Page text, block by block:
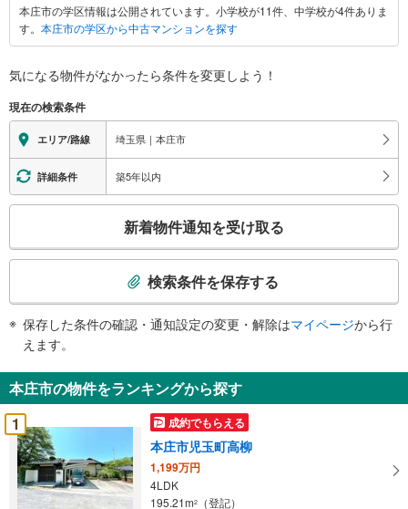
市
に
す
情
報
本庄市の学区情報は公開されています。小学校が11件、中学校が4件ありま
す。 本庄市の学区から中古マンションを探す
気になる物件がなかったら条件を変更しよう！
現在の検索条件
エリア/路線 埼玉県｜本庄市
詳細条件 築5年以内
検
知
を
受
け
取
る
・
新着物件通知を受け取る
検索条件を保存する
保存した条件の確認・通知設定の変更・解除はマイページから行
えます。
本庄市の物件をランキングから探す
1
成約でもらえる
本庄市児玉町高柳
1,199万円
4LDK
195.21m2 （登記）